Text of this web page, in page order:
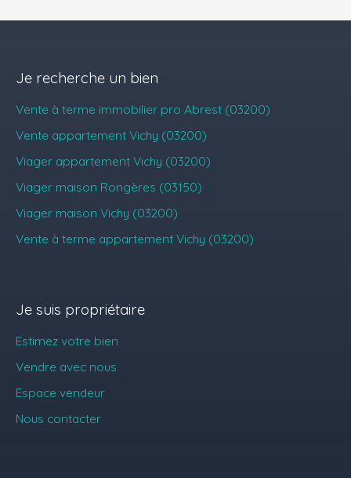
Je recherche un bien
Vente à terme immobilier pro Abrest (03200)
Vente appartement Vichy (03200)
Viager appartement Vichy (03200)
Viager maison Rongères (03150)
Viager maison Vichy (03200)
Vente à terme appartement Vichy (03200)
Je suis propriétaire
Estimez votre bien
Vendre avec nous
Espace vendeur
Nous contacter